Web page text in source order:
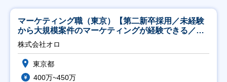
マーケティング職（東京）【第二新卒採用／未経験
から大規模案件のマーケティングが経験できる／研
修充実】
株式会社オロ
東京都
400万~450万